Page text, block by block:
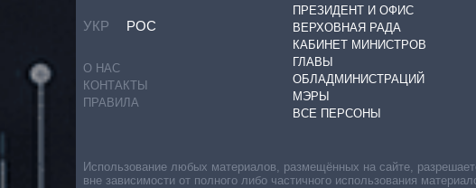
УКР РОС
О НАС
КОНТАКТЫ
ПРАВИЛА
ПРЕЗИДЕНТ И ОФИС
ВЕРХОВНАЯ РАДА
КАБИНЕТ МИНИСТРОВ
ГЛАВЫ
ОБЛАДМИНИСТРАЦИЙ
МЭРЫ
ВСЕ ПЕРСОНЫ
Использование любых материалов, размещённых на сайте,
вне зависимости от полного либо частичного использования